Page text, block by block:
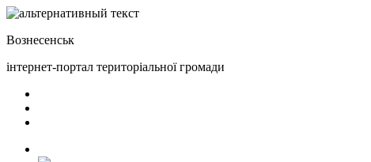
Вознесенськ
інтернет-портал територіальної громади